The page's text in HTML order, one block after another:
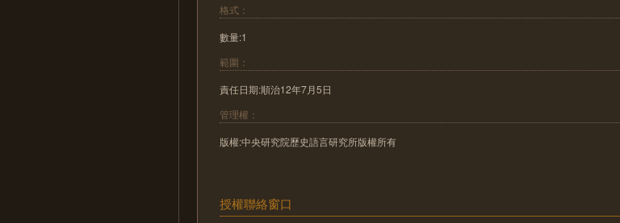
格式：
數量:1
範圍：
責任日期:順治12年7月5日
管理權：
版權:中央研究院歷史語言研究所版權所有
授權聯絡窗口